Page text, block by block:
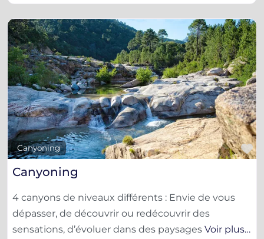
Canyoning
Canyoning
4 canyons de niveaux différents : Envie de vous
dépasser, de découvrir ou redécouvrir des
sensations, d’évoluer dans des paysages Voir plus…